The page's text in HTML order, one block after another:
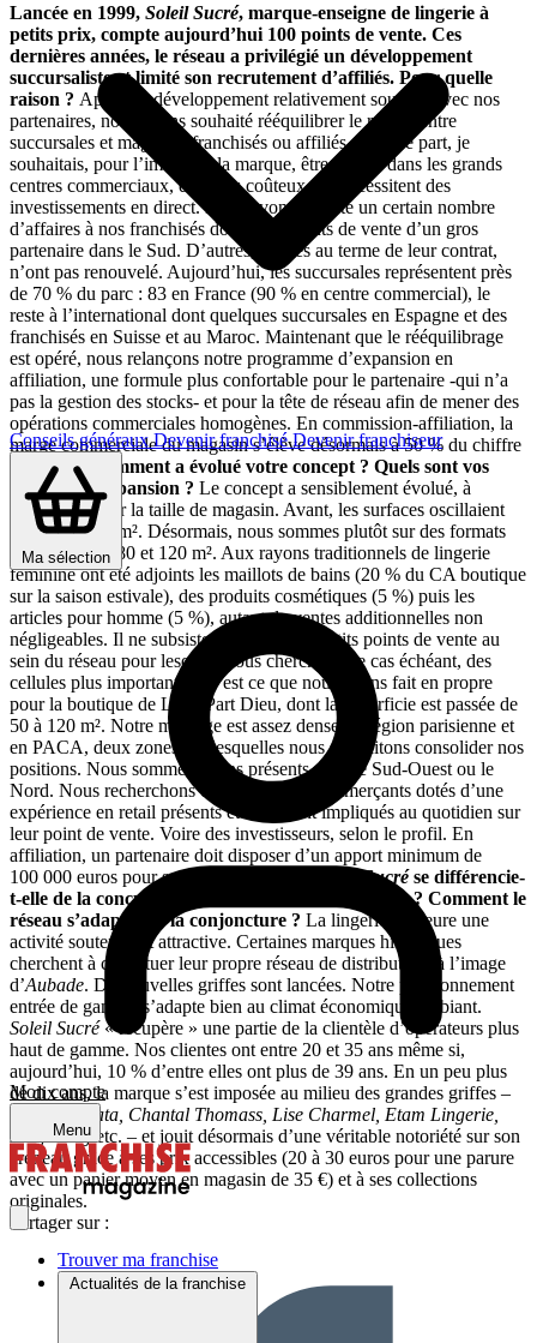
Conseils générauxDevenir franchiséDevenir franchiseur
Ma sélection
Mon compte
Menu
Trouver ma franchise
Actualités de la franchise
Lancée en 1999, Soleil Sucré, marque-enseigne de lingerie à
petits prix, compte aujourd’hui 100 points de vente. Ces
dernières années, le réseau a privilégié un développement
succursaliste et limité son recrutement d’affiliés. Pour quelle
raison ? Après un développement relativement soutenu avec nos
partenaires, nous avons souhaité rééquilibrer le réseau entre
succursales et magasins franchisés ou affiliés. D’autre part, je
souhaitais, pour l’image de la marque, être visible dans les grands
centres commerciaux, des sites coûteux qui nécessitent des
investissements en direct. Nous avons racheté un certain nombre
d’affaires à nos franchisés dont les 8 points de vente d’un gros
partenaire dans le Sud. D’autres, arrivés au terme de leur contrat,
n’ont pas renouvelé. Aujourd’hui, les succursales représentent près
de 70 % du parc : 83 en France (90 % en centre commercial), le
reste à l’international dont quelques succursales en Espagne et des
franchisés en Suisse et au Maroc. Maintenant que le rééquilibrage
est opéré, nous relançons notre programme d’expansion en
affiliation, une formule plus confortable pour le partenaire -qui n’a
pas la gestion des stocks- et pour la tête de réseau afin de mener des
opérations commerciales homogènes. En commission-affiliation, la
marge commerciale du magasin s’élève désormais à 50 % du chiffre
d’affaires.
Comment a évolué votre concept ? Quels sont vos
objectifs d’expansion ? Le concept a sensiblement évolué, à
commencer par la taille de magasin. Avant, les surfaces oscillaient
entre 30 et 50 m². Désormais, nous sommes plutôt sur des formats
compris entre 80 et 120 m². Aux rayons traditionnels de lingerie
féminine ont été adjoints les maillots de bains (20 % du CA boutique
sur la saison estivale), des produits cosmétiques (5 %) puis les
articles pour homme (5 %), autant de ventes additionnelles non
négligeables. Il ne subsiste que quelques petits points de vente au
sein du réseau pour lesquels nous cherchons, le cas échéant, des
cellules plus importantes. C’est ce que nous avons fait en propre
pour la boutique de Lyon Part Dieu, dont la superficie est passée de
50 à 120 m². Notre maillage est assez dense en région parisienne et
en PACA, deux zones sur lesquelles nous souhaitons consolider nos
positions. Nous sommes moins présents dans le Sud-Ouest ou le
Nord. Nous recherchons en priorité des commerçants dotés d’une
expérience en retail présents et fortement impliqués au quotidien sur
leur point de vente. Voire des investisseurs, selon le profil. En
affiliation, un partenaire doit disposer d’un apport minimum de
100 000 euros pour son projet.
Soleil Sucrése différencie-
t-elle de la concurrence sur le marché des dessous ? Comment le
réseau s’adapte-il à la conjoncture ? La lingerie demeure une
activité soutenue et attractive. Certaines marques historiques
cherchent à constituer leur propre réseau de distribution, à l’image
d’Aubade. De nouvelles griffes sont lancées. Notre positionnement
entrée de gamme s’adapte bien au climat économique ambiant.
Soleil Sucré « récupère » une partie de la clientèle d’opérateurs plus
haut de gamme. Nos clientes ont entre 20 et 35 ans même si,
aujourd’hui, 10 % d’entre elles ont plus de 39 ans. En un peu plus
de dix ans, la marque s’est imposée au milieu des grandes griffes –
Passionata, Chantal Thomass, Lise Charmel, Etam Lingerie,
Darjeeling etc. – et jouit désormais d’une véritable notoriété sur son
créneau grâce à ses prix accessibles (20 à 30 euros pour une parure
avec un panier moyen en magasin de 35 €) et à ses collections
originales.
Partager sur :